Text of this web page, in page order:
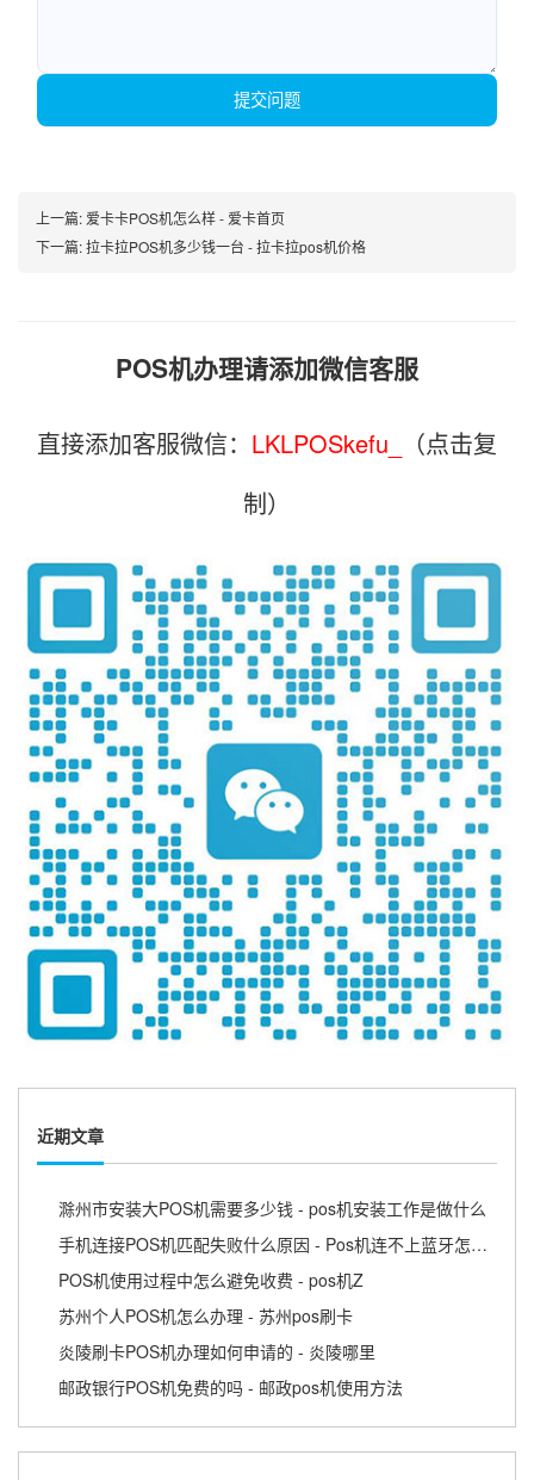
提交问题
上一篇: 爱卡卡POS机怎么样 - 爱卡首页
下一篇:拉卡拉POS机多少钱一台 - 拉卡拉pos机价格
POS机办理请添加微信客服
直接添加客服微信： LKLPOSkefu_
（点击复
制）
近期文章
滁州市安装大POS机需要多少钱 - pos机安装工作是做什么
手机连接POS机匹配失败什么原因 - Pos机连不上蓝牙怎么回事
POS机使用过程中怎么避免收费 - pos机Z
苏州个人POS机怎么办理 - 苏州pos刷卡
炎陵刷卡POS机办理如何申请的 - 炎陵哪里
邮政银行POS机免费的吗 - 邮政pos机使用方法